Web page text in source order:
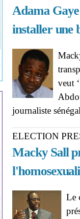
Adama
installer une
veut
journaliste
ELECTION
Macky Sall
Le